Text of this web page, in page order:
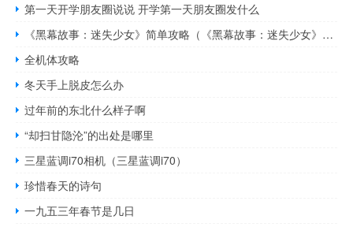
第一天开学朋友圈说说 开学第一天朋友圈发什么
《黑幕故事：迷失少女》简单攻略（《黑幕故事：迷失少女》简单攻略）
全机体攻略
冬天手上脱皮怎么办
过年前的东北什么样子啊
“却扫甘隐沦”的出处是哪里
三星蓝调i70相机（三星蓝调i70）
珍惜春天的诗句
一九五三年春节是几日